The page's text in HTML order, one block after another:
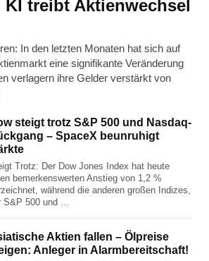
treibt Aktienwechsel
In den letzten Monaten hat sich auf
eine signifikante Veränderung
verlagern ihre Gelder verstärkt von
steigt trotz S&P 500 und Nasdaq-
– SpaceX beunruhigt
Trotz: Der Dow Jones Index hat heute
bemerkenswerten Anstieg von 1,2 %
während die anderen großen Indizes,
S&P 500 und …
Aktien fallen – Ölpreise
Anleger in Alarmbereitschaft!